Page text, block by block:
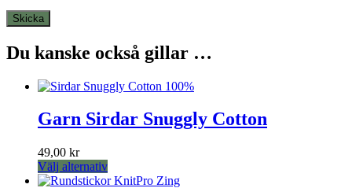
Du kanske också gillar …
Garn Sirdar Snuggly Cotton
49,00 kr
Välj alternativDen
här